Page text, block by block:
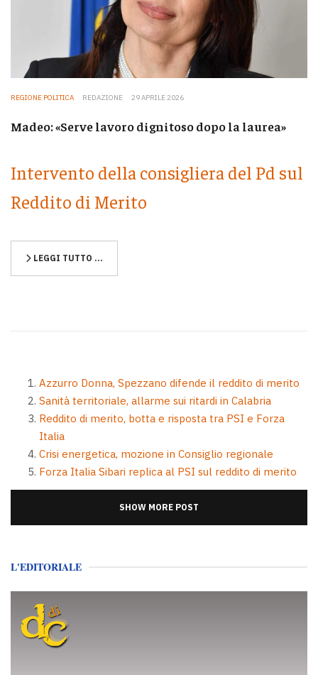
REGIONE POLITICA REDAZIONE 29 APRILE 2026
Madeo: «Serve lavoro dignitoso dopo la laurea»
Intervento della consigliera del Pd sul
Reddito di Merito
LEGGI TUTTO …
Azzurro Donna, Spezzano difende il reddito di merito
Sanità territoriale, allarme sui ritardi in Calabria
Reddito di merito, botta e risposta tra PSI e Forza
Italia
Crisi energetica, mozione in Consiglio regionale
Forza Italia Sibari replica al PSI sul reddito di merito
SHOW MORE POST
L'EDITORIALE